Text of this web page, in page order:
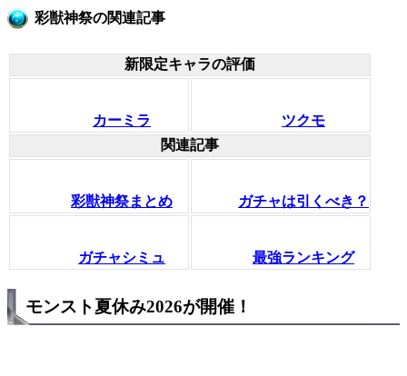
彩獣神祭の関連記事
新限定キャラの評価
カーミラ
ツクモ
関連記事
彩獣神祭まとめ ガチャは引くべき？
ガチャシミュ 最強ランキング
モンスト夏休み2026が開催！